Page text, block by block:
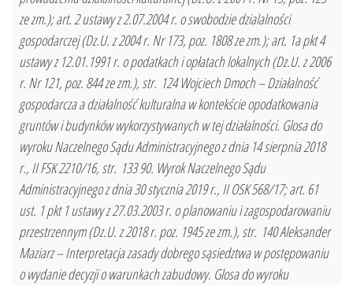
ze zm.); art. 2 ustawy z 2.07.2004 r. o swobodzie dzialalności
gospodarczej (Dz.U. z 2004 r. Nr 173, poz. 1808 ze zm.); art. 1a pkt 4
ustawy z 12.01.1991 r. o podatkach i opłatach lokalnych (Dz.U. z 2006
r. Nr 121, poz. 844 ze zm.), str. 124 Wojciech Dmoch – Działalność
gospodarcza a działalność kulturalna w kontekście opodatkowania
gruntów i budynków wykorzystywanych w tej działalności. Glosa do
wyroku Naczelnego Sądu Administracyjnego z dnia 14 sierpnia 2018
r., II FSK 2210/16, str. 133 90. Wyrok Naczelnego Sądu
Administracyjnego z dnia 30 stycznia 2019 r., II OSK 568/17; art. 61
ust. 1 pkt 1 ustawy z 27.03.2003 r. o planowaniu i zagospodarowaniu
przestrzennym (Dz.U. z 2018 r. poz. 1945 ze zm.), str. 140 Aleksander
Maziarz – Interpretacja zasady dobrego sąsiedztwa w postępowaniu
o wydanie decyzji o warunkach zabudowy. Glosa do wyroku